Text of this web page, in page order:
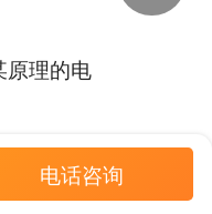
原理的电
》；
戏机；
电话咨询